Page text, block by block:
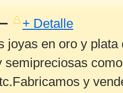
– + Detalle
joyas en oro y
semipreciosas
y